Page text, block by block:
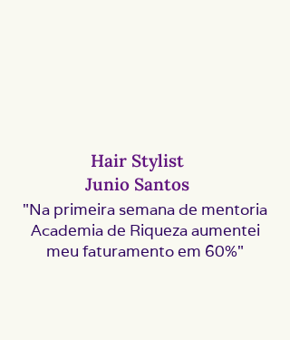
Hair Stylist
Junio Santos
"Na primeira semana de mentoria
Academia de Riqueza aumentei
meu faturamento em 60%"